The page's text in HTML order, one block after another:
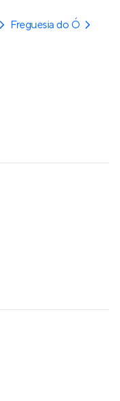
Freguesia do Ó